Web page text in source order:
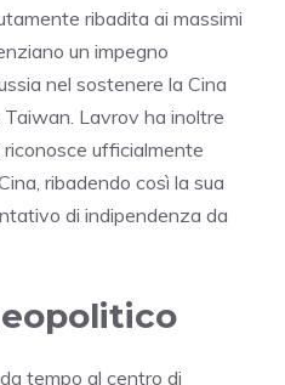
ribadita ai massimi
un impegno
nel sostenere la Cina
Lavrov ha inoltre
ufficialmente
ribadendo così la sua
di indipendenza da
tempo al centro di